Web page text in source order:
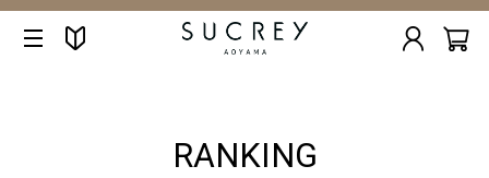
RANKING